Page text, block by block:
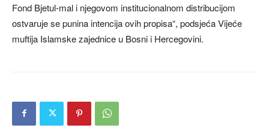
Fond Bjetul-mal i njegovom institucionalnom distribucijom
ostvaruje se punina intencija ovih propisa“, podsjeća Vijeće
muftija Islamske zajednice u Bosni i Hercegovini.